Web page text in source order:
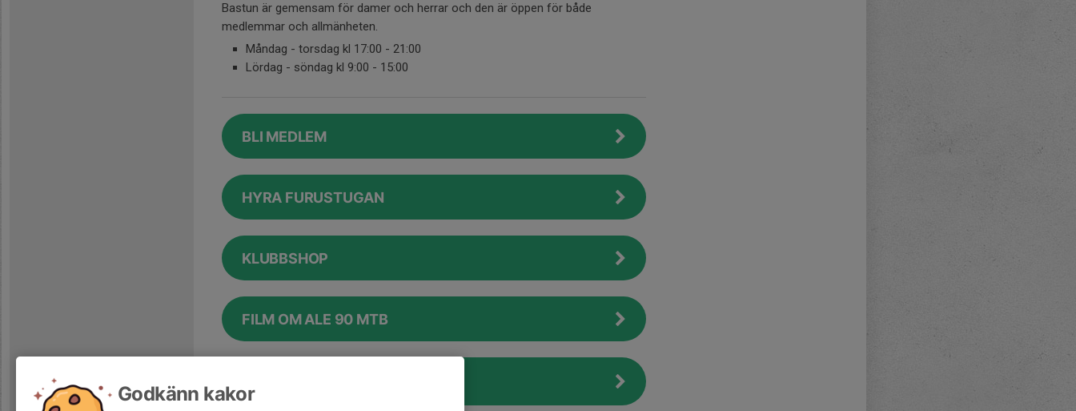
Bastun är gemensam för damer och herrar och den är öppen för både
medlemmar och allmänheten.
Måndag - torsdag kl 17:00 - 21:00
Lördag - söndag kl 9:00 - 15:00
BLI MEDLEM
HYRA FURUSTUGAN
KLUBBSHOP
FILM OM ALE 90 MTB
Godkänn kakor